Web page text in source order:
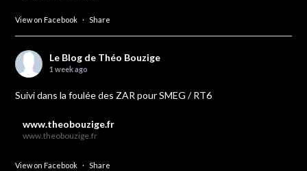
View on Facebook · Share
Le Blog de Théo Bouzige
1 week ago
Suivi dans la foulée des ZAR pour SMEG / RT6
www.theobouzige.fr
www.theobouzige.fr
View on Facebook · Share